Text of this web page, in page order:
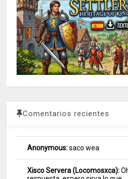
Comentarios recientes
Anonymous:saco wea
Xisco Servera (Locomosxca):